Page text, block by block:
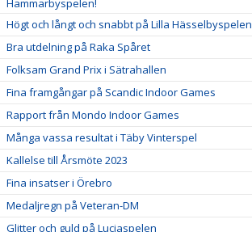
Högt och långt och snabbt på Lilla Hässelbyspelen
Bra utdelning på Raka Spåret
Folksam Grand Prix i Sätrahallen
Fina framgångar på Scandic Indoor Games
Rapport från Mondo Indoor Games
Många vassa resultat i Täby Vinterspel
Kallelse till Årsmöte 2023
Fina insatser i Örebro
Medaljregn på Veteran-DM
Glitter och guld på Luciaspelen